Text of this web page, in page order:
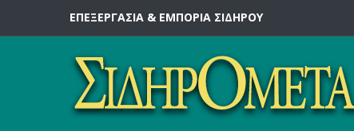
ΕΠΕΞΕΡΓΑΣΙΑ & ΕΜΠΟΡΙΑ ΣΙΔΗΡΟΥ